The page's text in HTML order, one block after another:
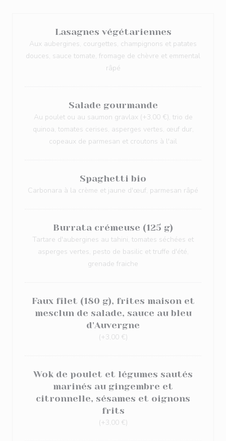
Lasagnes végétariennes
Aux aubergines, courgettes, champignons et patates
douces, sauce tomate, fromage de chèvre et emmental
râpé
Salade gourmande
Au poulet ou au saumon gravlax (+3,00 €), trio de
quinoa, tomates cerises, asperges vertes, œuf dur,
copeaux de parmesan et croutons à l'ail
Spaghetti bio
Carbonara à la crème et jaune d'œuf, parmesan râpé
Burrata crémeuse (125 g)
Tartare d'aubergines au tahini, tomates séchées et
asperges vertes, pesto de basilic et truffe d'été,
grenade fraiche
Faux filet (180 g), frites maison et
mesclun de salade, sauce au bleu
d'Auvergne
(+3,00 €)
Wok de poulet et légumes sautés
marinés au gingembre et
citronnelle, sésames et oignons
frits
(+3,00 €)